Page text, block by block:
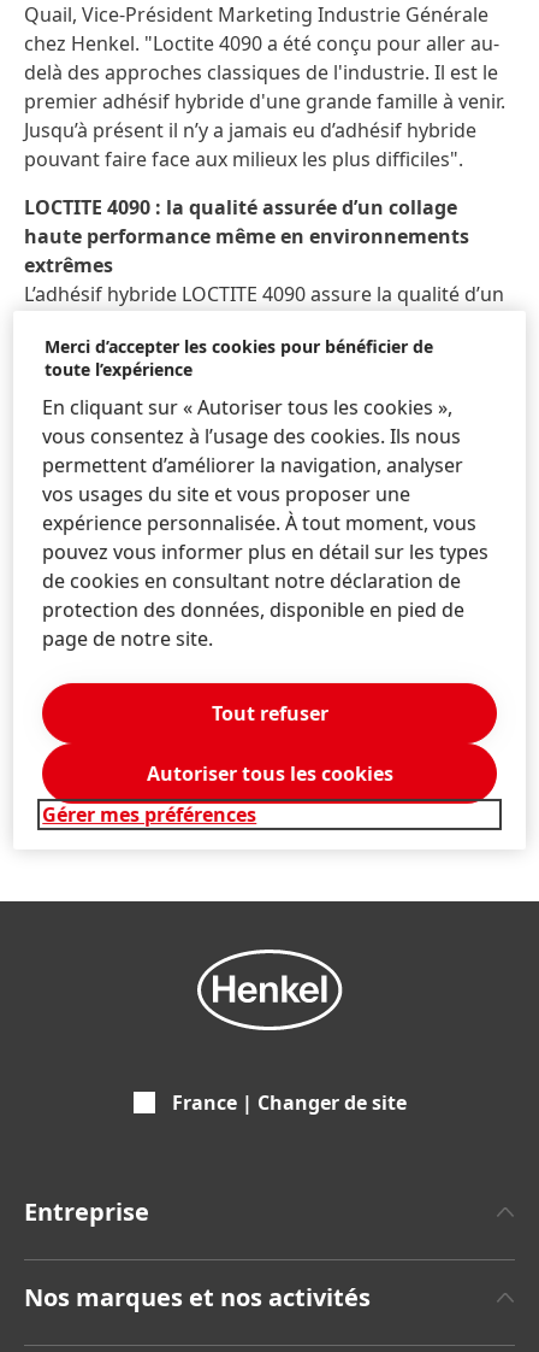
Quail, Vice-Président Marketing Industrie Générale
chez Henkel. "Loctite 4090 a été conçu pour aller au-
delà des approches classiques de l'industrie. Il est le
premier adhésif hybride d'une grande famille à venir.
Jusqu’à présent il n’y a jamais eu d’adhésif hybride
pouvant faire face aux milieux les plus difficiles".
LOCTITE 4090 : la qualité assurée d’un collage
haute performance même en environnements
extrêmes
L’adhésif hybride LOCTITE 4090 assure la qualité d’un
environnements extrêmes et milieux difficiles. Ses
caractéristiques et avantages permettent notamment
une tenue hautes températures jusqu'à 150°C, une
très bonne résistance aux chocs, vibrations, ainsi qu‘à
l'humidité et une prise en jeu jusqu'à 5mm. Il convient
parfaitement à une large variété de substrats tels que
les métaux, la plupart des plastiques et le
caoutchouc.
LOCTITE 4090 est disponible en cartouche de 50ml
fourni avec 5 buses adaptées. Il est recommandé de
LOCTITE pour cartouche bicomposant, qui peut être
commandé séparément.
LOCTITE est une marque déposée de Henkel et de
ses filiales situées en France et à l’étranger.
France | Changer de site
Entreprise
Nos marques et nos activités
Merci d’accepter les cookies pour bénéficier de
toute l’expérience
En cliquant sur « Autoriser tous les cookies »,
vous consentez à l’usage des cookies. Ils nous
permettent d’améliorer la navigation, analyser
vos usages du site et vous proposer une
expérience personnalisée. À tout moment, vous
pouvez vous informer plus en détail sur les types
de cookies en consultant notre déclaration de
protection des données, disponible en pied de
page de notre site.
Gérer mes préférences
Tout refuser
Autoriser tous les cookies